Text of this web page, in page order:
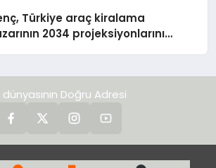
Türkiye araç kiralama
2034 projeksiyonlarını
dünyasının Doğru Adresi